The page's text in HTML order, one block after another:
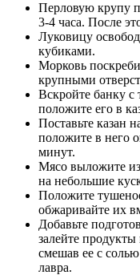
Перловую крупу
3-4 часа. После
Луковицу
кубиками.
Морковь
крупными
Вскройте банку
положите его в
Поставьте казан
положите в него
минут.
Мясо выложите
на небольшие
Положите
обжаривайте их
Добавьте
залейте
смешав ее с
лавра.